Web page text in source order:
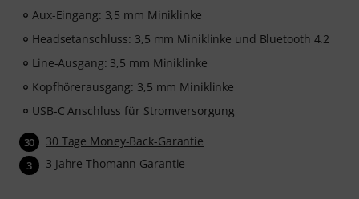
Aux-Eingang: 3,5 mm Miniklinke
Headsetanschluss: 3,5 mm Miniklinke und Bluetooth 4.2
Line-Ausgang: 3,5 mm Miniklinke
Kopfhörerausgang: 3,5 mm Miniklinke
USB-C Anschluss für Stromversorgung
30 30 Tage Money-Back-Garantie
3 3 Jahre Thomann Garantie